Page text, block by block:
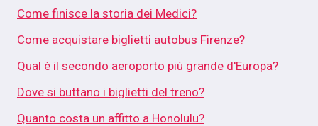
Come finisce la storia dei Medici?
Come acquistare biglietti autobus Firenze?
Qual è il secondo aeroporto più grande d'Europa?
Dove si buttano i biglietti del treno?
Quanto costa un affitto a Honolulu?